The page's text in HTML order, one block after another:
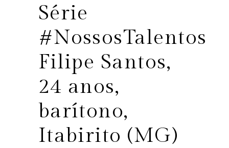
Série
#NossosTalentos
Filipe Santos,
24 anos,
barítono,
Itabirito (MG)